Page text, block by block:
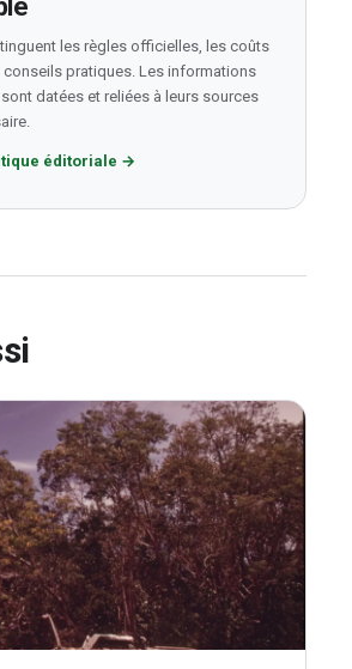
les règles officielles, les coûts
pratiques. Les informations
datées et reliées à leurs sources
éditoriale →